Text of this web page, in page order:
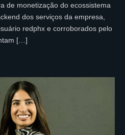
de monetização do ecossistema
dos serviços da empresa,
redphx e corroborados pelo
[…]